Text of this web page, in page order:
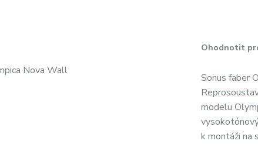
Ohodnotit
Sonus faber
modelu
k montáži na